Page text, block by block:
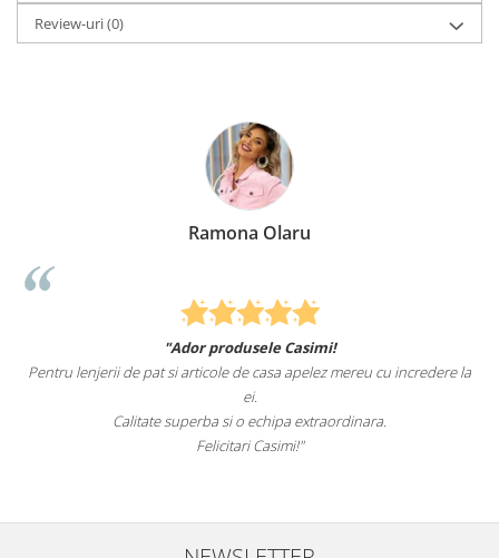
Review-uri(0)
Ramona Olaru
"Ador produsele Casimi!
Pentru lenjerii de pat si articole de casa apelez mereu cu incredere la
ei.
Calitate superba si o echipa extraordinara.
Felicitari Casimi!"